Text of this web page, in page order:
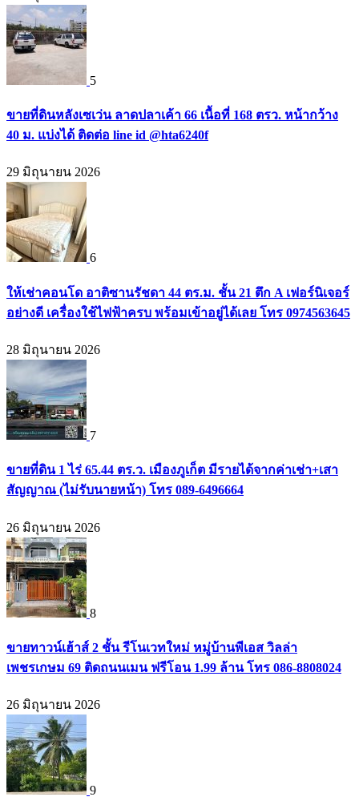
5
ขายที่ดินหลังเซเว่น ลาดปลาเค้า 66 เนื้อที่ 168 ตรว. หน้ากว้าง
40 ม. แบ่งได้ ติดต่อ line id @hta6240f
29 มิถุนายน 2026
6
ให้เช่าคอนโด อาติซานรัชดา 44 ตร.ม. ชั้น 21 ตึก A เฟอร์นิเจอร์
อย่างดี เครื่องใช้ไฟฟ้าครบ พร้อมเข้าอยู่ได้เลย โทร 0974563645
28 มิถุนายน 2026
7
ขายที่ดิน 1 ไร่ 65.44 ตร.ว. เมืองภูเก็ต มีรายได้จากค่าเช่า+เสา
สัญญาณ (ไม่รับนายหน้า) โทร 089-6496664
26 มิถุนายน 2026
8
ขายทาวน์เฮ้าส์ 2 ชั้น รีโนเวทใหม่ หมู่บ้านพีเอส วิลล่า
เพชรเกษม 69 ติดถนนเมน ฟรีโอน 1.99 ล้าน โทร 086-8808024
26 มิถุนายน 2026
9